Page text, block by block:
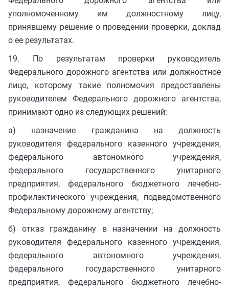
уполномоченному им должностному лицу,
принявшему решение о проведении проверки, доклад
о ее результатах.
19. По результатам проверки руководитель
Федерального дорожного агентства или должностное
лицо, которому такие полномочия предоставлены
руководителем Федерального дорожного агентства,
принимают одно из следующих решений:
а) назначение гражданина на должность
руководителя федерального казенного учреждения,
федерального автономного учреждения,
федерального государственного унитарного
предприятия, федерального бюджетного лечебно-
профилактического учреждения, подведомственного
Федеральному дорожному агентству;
б) отказ гражданину в назначении на должность
руководителя федерального казенного учреждения,
федерального автономного учреждения,
федерального государственного унитарного
предприятия, федерального бюджетного лечебно-